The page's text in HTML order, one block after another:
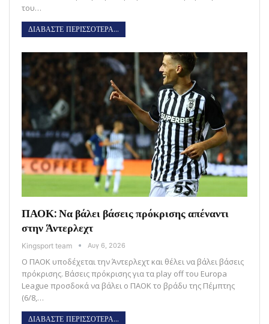
του…
ΔΙΑΒΑΣΤΕ ΠΕΡΙΣΣΟΤΕΡΑ...
ΠΑΟΚ: Να βάλει βάσεις πρόκρισης απέναντι
στην Άντερλεχτ
Kingsport team Αυγ 6, 2026
Ο ΠΑΟΚ υποδέχεται την Άντερλεχτ και θέλει να βάλει βάσεις
πρόκρισης. Βάσεις πρόκρισης για τα play off του Europa
League προσδοκά να βάλει ο ΠΑΟΚ το βράδυ της Πέμπτης
(6/8,…
ΔΙΑΒΑΣΤΕ ΠΕΡΙΣΣΟΤΕΡΑ...